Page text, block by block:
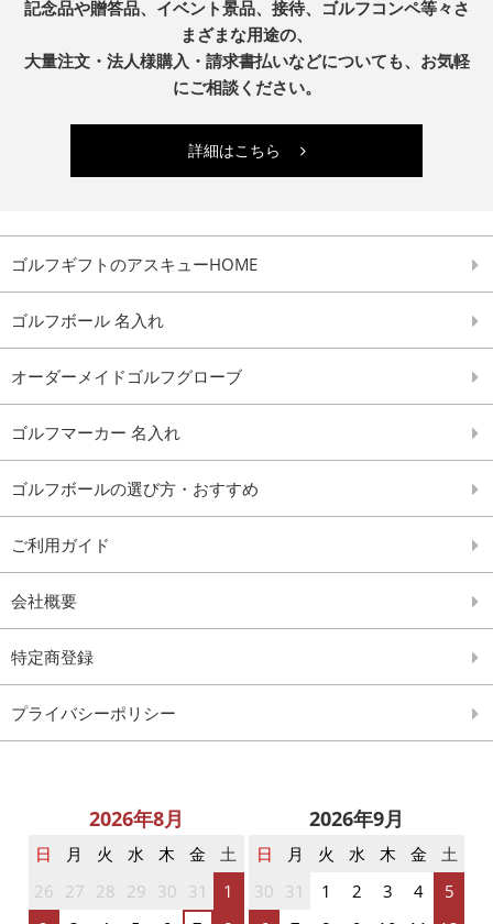
記念品や贈答品、イベント景品、接待、ゴルフコンペ等々さ
まざまな用途の、
大量注文・法人様購入・請求書払いなどについても、お気軽
にご相談ください。
詳細はこちら
ゴルフギフトのアスキューHOME
ゴルフボール 名入れ
オーダーメイドゴルフグローブ
ゴルフマーカー 名入れ
ゴルフボールの選び方・おすすめ
ご利用ガイド
会社概要
特定商登録
プライバシーポリシー
2026年8月
日 月 火 水 木 金
土
26 27 28 29 30 31
1
2026年9月
日 月 火 水 木 金
土
30 31 1 2 3 4
5